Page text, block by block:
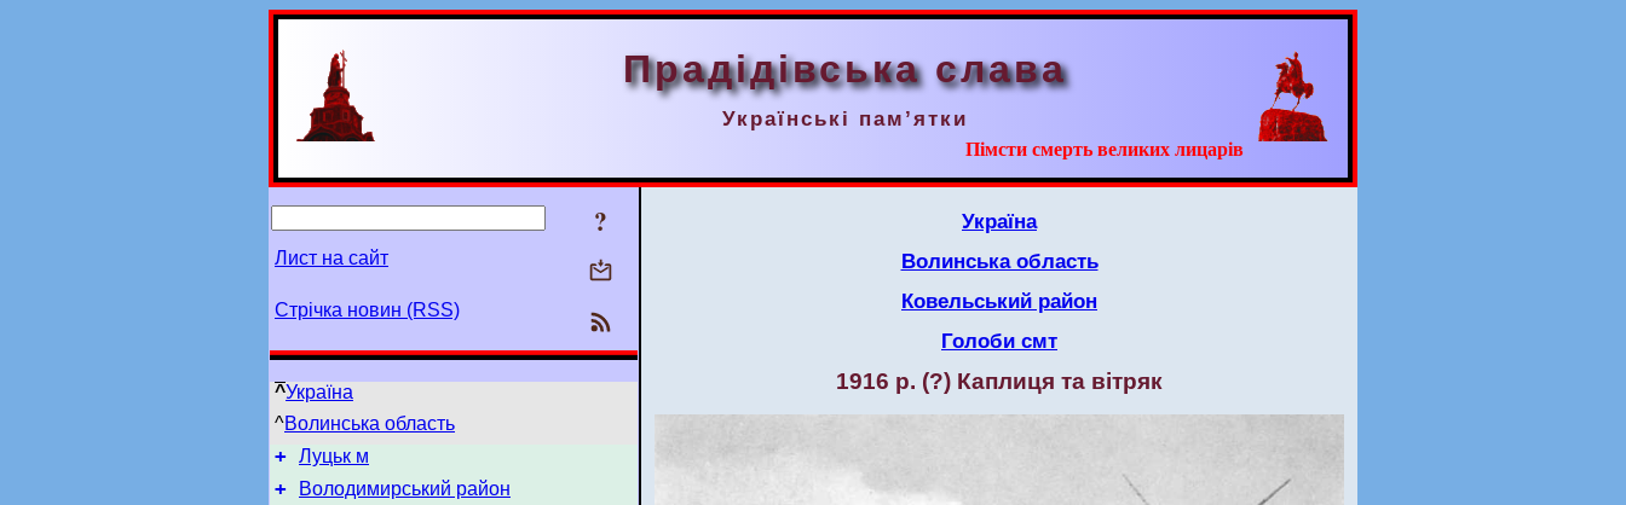
Прадідівська слава
Українські пам’ятки
Пімсти смерть великих лицарів
?
Лист на сайт
Стрічка новин (RSS)
^Україна
^Волинська область
+ Луцьк м
+ Володимирський район
Україна
Волинська область
Ковельський район
Голоби смт
1916 р. (?) Каплиця та вітряк